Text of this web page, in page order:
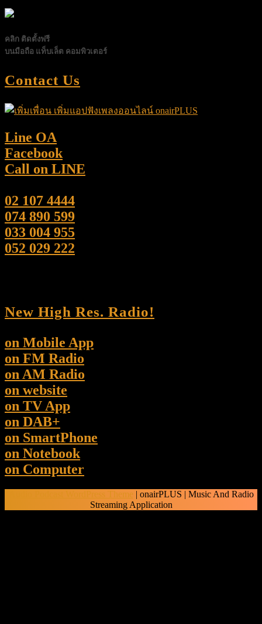
คลิก ติดตั้งฟรี
บนมือถือ แท็บเล็ต คอมพิวเตอร์
Contact Us
Line OA
Facebook
Call on LINE
02 107 4444
074 890 599
033 004 955
052 029 222
New High Res. Radio!
on Mobile App
on FM Radio
on AM Radio
on website
on TV App
on DAB+
on SmartPhone
on Notebook
on Computer
Audio Podcast WordPress Theme | onairPLUS | Music And Radio
Streaming Application